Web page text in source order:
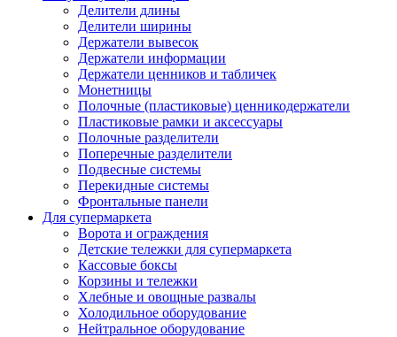
Делители длины
Делители ширины
Держатели вывесок
Держатели информации
Держатели ценников и табличек
Монетницы
Полочные (пластиковые) ценникодержатели
Пластиковые рамки и аксессуары
Полочные разделители
Поперечные разделители
Подвесные системы
Перекидные системы
Фронтальные панели
Для супермаркета
Ворота и ограждения
Детские тележки для супермаркета
Кассовые боксы
Корзины и тележки
Хлебные и овощные развалы
Холодильное оборудование
Нейтральное оборудование